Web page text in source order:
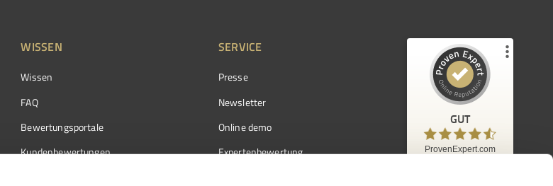
WISSEN
Wissen
FAQ
Bewertungsportale
Kundenbewertungen
SERVICE
Presse
Newsletter
Online demo
Expertenbewertung
GUT
ProvenExpert.com
Kundenbewertungen und Erfahrungen zu
ProvenExpert.com
97
%
Empfehlungen auf
ProvenExpert.com
4,42
/
5,00